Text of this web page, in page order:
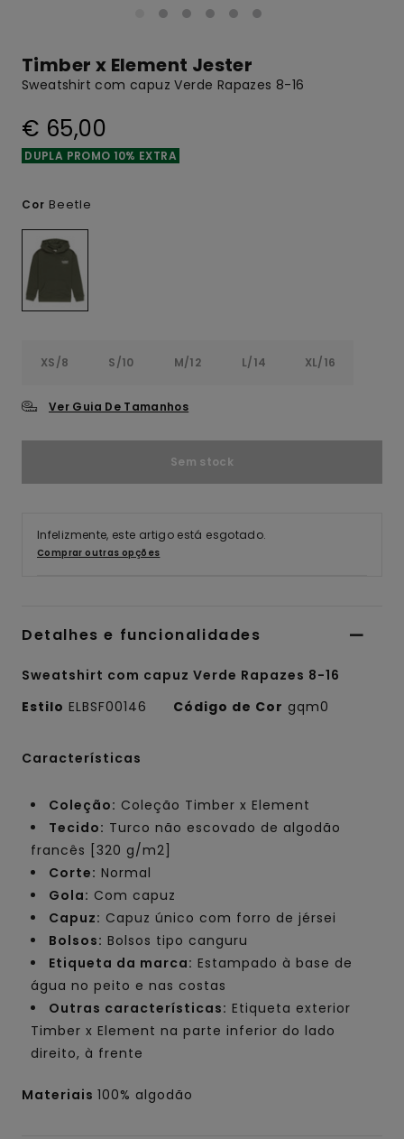
Timber x Element Jester
Sweatshirt com capuz Verde Rapazes 8-16
€ 65,00
DUPLA PROMO 10% EXTRA
Cor Beetle
XS/8 S/10 M/12 L/14 XL/16
Ver Guia De Tamanhos
Sem stock
Infelizmente, este artigo está esgotado.
Comprar outras opções
Detalhes e funcionalidades
Sweatshirt com capuz Verde Rapazes 8-16
Estilo ELBSF00146 Código de Cor gqm0
Características
Coleção: Coleção Timber x Element
Tecido: Turco não escovado de algodão
francês [320 g/m2]
Corte: Normal
Gola: Com capuz
Capuz: Capuz único com forro de jérsei
Bolsos: Bolsos tipo canguru
Etiqueta da marca: Estampado à base de
água no peito e nas costas
Outras características: Etiqueta exterior
Timber x Element na parte inferior do lado
direito, à frente
Materiais 100% algodão